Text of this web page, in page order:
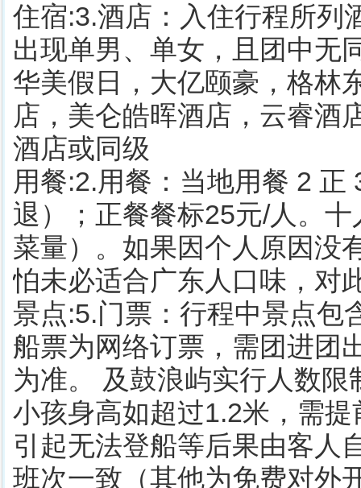
住宿:3.酒店：入住行程所列
出现单男、单女，且团中无
华美假日，大亿颐豪，格林
店，美仑皓晖酒店，云睿酒
酒店或同级
用餐:2.用餐：当地用餐 2
退）；正餐餐标25元/人。
菜量）。如果因个人原因没
怕未必适合广东人口味，对
景点:5.门票：行程中景点包
船票为网络订票，需团进团
为准。 及鼓浪屿实行人数
小孩身高如超过1.2米，需
引起无法登船等后果由客人
班次一致（其他为免费对外